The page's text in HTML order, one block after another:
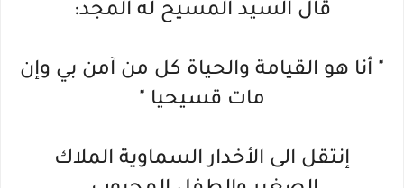
قال السيد المسيح له المجد:
" أنا هو القيامة والحياة كل من آمن بي وإن
مات قسيحيا "
إنتقل الى الأخدار السماوية الملاك